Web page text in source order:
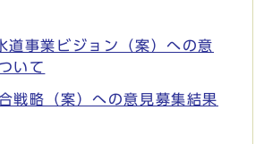
道事業ビジョン（案）への意
いて
戦略（案）への意見募集結果